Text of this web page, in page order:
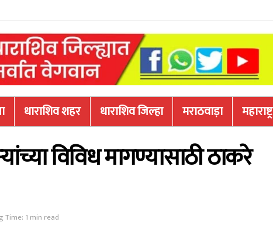
धाराशिव शहर धाराशिव जिल्हा मराठवाड़ा महाराष्ट्र
विविध मागण्यासाठी ठाकरे
Time: 1 min read